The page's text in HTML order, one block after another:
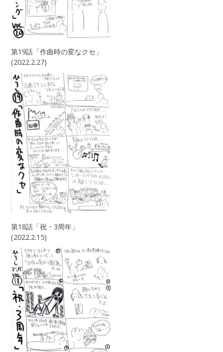
第19話「作曲時の変なクセ」
(2022.2.27)
第18話「祝・3周年」
(2022.2.15)